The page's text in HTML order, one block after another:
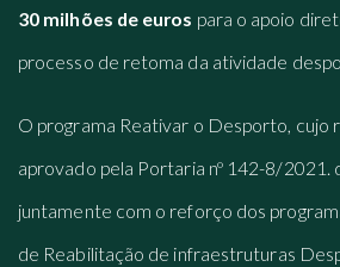
30 milhões de euros para o apoio
processo de retoma da atividade
O programa Reativar o Desporto, cujo
aprovado pela Portaria nº 142-8/2021.
juntamente com o reforço dos
de Reabilitação de infraestruturas